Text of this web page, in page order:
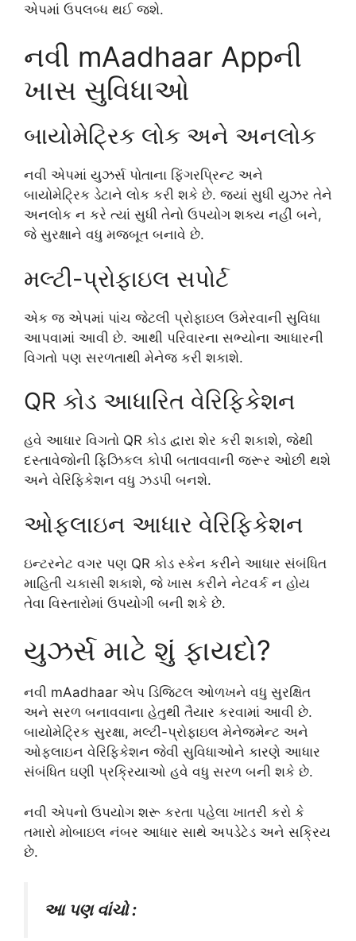
એપમાં ઉપલબ્ધ થઈ જશે.
નવી mAadhaar Appની
ખાસ સુવિધાઓ
બાયોમેટ્રિક લોક અને અનલોક
નવી એપમાં યુઝર્સ પોતાના ફિંગરપ્રિન્ટ અને
બાયોમેટ્રિક ડેટાને લોક કરી શકે છે. જ્યાં સુધી યુઝર તેને
અનલોક ન કરે ત્યાં સુધી તેનો ઉપયોગ શક્ય નહીં બને,
જે સુરક્ષાને વધુ મજબૂત બનાવે છે.
મલ્ટી-પ્રોફાઇલ સપોર્ટ
એક જ એપમાં પાંચ જેટલી પ્રોફાઇલ ઉમેરવાની સુવિધા
આપવામાં આવી છે. આથી પરિવારના સભ્યોના આધારની
વિગતો પણ સરળતાથી મેનેજ કરી શકાશે.
QR કોડ આધારિત વેરિફિકેશન
હવે આધાર વિગતો QR કોડ દ્વારા શેર કરી શકાશે, જેથી
દસ્તાવેજોની ફિઝિકલ કોપી બતાવવાની જરૂર ઓછી થશે
અને વેરિફિકેશન વધુ ઝડપી બનશે.
ઓફલાઇન આધાર વેરિફિકેશન
ઇન્ટરનેટ વગર પણ QR કોડ સ્કેન કરીને આધાર સંબંધિત
માહિતી ચકાસી શકાશે, જે ખાસ કરીને નેટવર્ક ન હોય
તેવા વિસ્તારોમાં ઉપયોગી બની શકે છે.
યુઝર્સ માટે શું ફાયદો?
નવી mAadhaar એપ ડિજિટલ ઓળખને વધુ સુરક્ષિત
અને સરળ બનાવવાના હેતુથી તૈયાર કરવામાં આવી છે.
બાયોમેટ્રિક સુરક્ષા, મલ્ટી-પ્રોફાઇલ મેનેજમેન્ટ અને
ઓફલાઇન વેરિફિકેશન જેવી સુવિધાઓને કારણે આધાર
સંબંધિત ઘણી પ્રક્રિયાઓ હવે વધુ સરળ બની શકે છે.
નવી એપનો ઉપયોગ શરૂ કરતા પહેલા ખાતરી કરો કે
તમારો મોબાઇલ નંબર આધાર સાથે અપડેટેડ અને સક્રિય
છે.
આ પણ વાંચો :